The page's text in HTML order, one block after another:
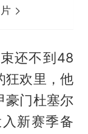
还不到48
狂欢里，他
豪门杜塞尔
新赛季备